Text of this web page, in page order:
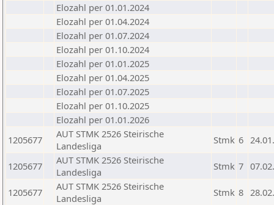
Elozahl per 01.01.2024
Elozahl per 01.04.2024
Elozahl per 01.07.2024
Elozahl per 01.10.2024
Elozahl per 01.01.2025
Elozahl per 01.04.2025
Elozahl per 01.07.2025
Elozahl per 01.10.2025
Elozahl per 01.01.2026
1205677
AUT STMK 2526 Steirische
Landesliga
Stmk 6
1205677
AUT STMK 2526 Steirische
Landesliga
Stmk 7
1205677
AUT STMK 2526 Steirische
Landesliga
Stmk 8